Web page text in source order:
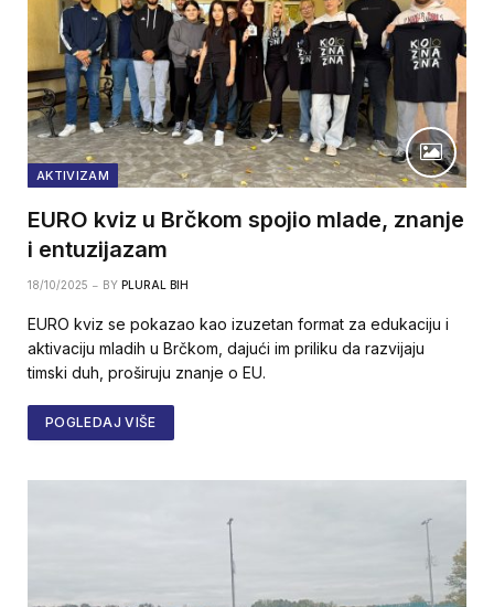
AKTIVIZAM
EURO kviz u Brčkom spojio mlade, znanje
i entuzijazam
18/10/2025 BY PLURAL BIH
EURO kviz se pokazao kao izuzetan format za edukaciju i
aktivaciju mladih u Brčkom, dajući im priliku da razvijaju
timski duh, proširuju znanje o EU.
POGLEDAJ VIŠE